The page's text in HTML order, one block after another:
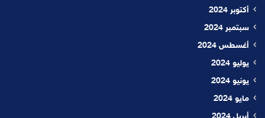
أكتوبر 2024
سبتمبر 2024
أغسطس 2024
يوليو 2024
يونيو 2024
مايو 2024